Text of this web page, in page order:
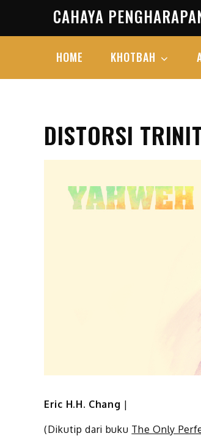
content
CAHAYA
HOME KHOTBAH
DISTORSI
Eric H.H. Chang |
(Dikutip dari buku The Only